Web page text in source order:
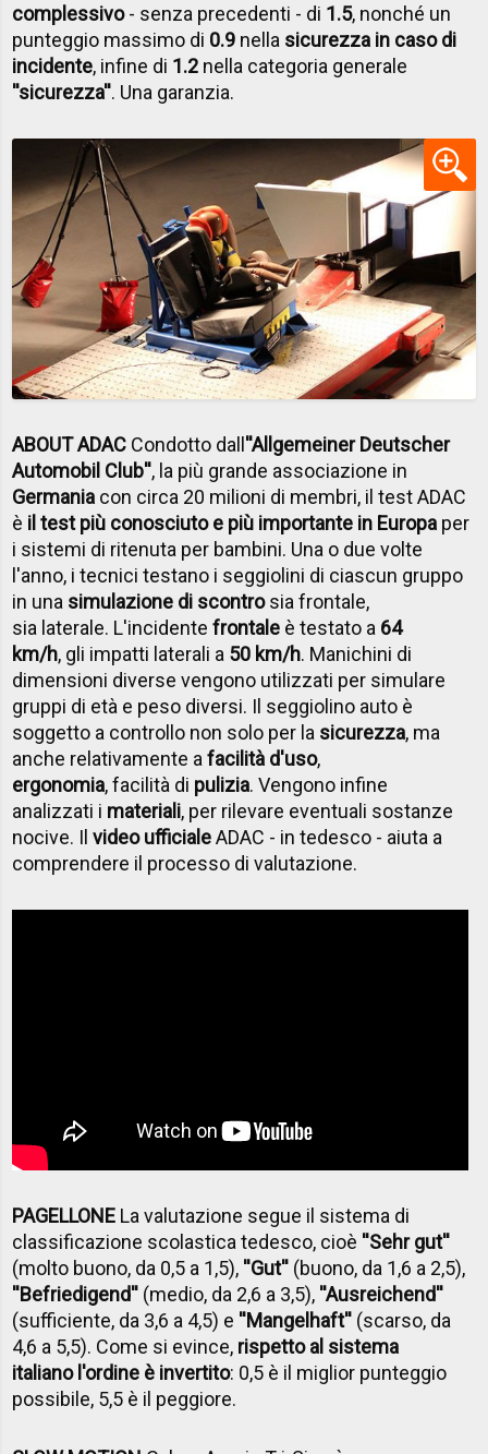
complessivo- senza precedenti - di 1.5, nonché un
punteggio massimo di 0.9 nella sicurezza in caso di
incidente, infine di 1.2 nella categoria generale
''sicurezza''. Una garanzia.
ABOUT ADAC Condotto dall ''Allgemeiner Deutscher
Automobil Club'', la più grande associazione in
Germania con circa 20 milioni di membri, il test ADAC
è il test più conosciuto e più importante in Europa per
i sistemi di ritenuta per bambini. Una o due volte
l'anno, i tecnici testano i seggiolini di ciascun gruppo
in una simulazione di scontrosia frontale,
sia laterale. L'incidentefrontale è testato a 64
km/h, gli impatti laterali a 50 km/h. Manichini di
dimensioni diverse vengono utilizzati per simulare
gruppi di età e peso diversi. Il seggiolino auto è
soggetto a controllo non solo per la sicurezza, ma
anche relativamente afacilità d'uso,
ergonomia, facilità di pulizia. Vengono infine
analizzati i materiali, per rilevare eventuali sostanze
nocive. Ilvideo ufficialeADAC - in tedesco - aiuta a
comprendere il processo di valutazione.
PAGELLONE La valutazione segue il sistema di
classificazione scolastica tedesco, cioè ''Sehr gut''
(molto buono, da 0,5 a 1,5), ''Gut'' (buono, da 1,6 a 2,5),
''Befriedigend'' (medio, da 2,6 a 3,5), ''Ausreichend''
(sufficiente, da 3,6 a 4,5) e ''Mangelhaft'' (scarso, da
4,6 a 5,5). Come si evince, rispetto al sistema
italiano l'ordine è invertito: 0,5 è il miglior punteggio
possibile, 5,5 è il peggiore.